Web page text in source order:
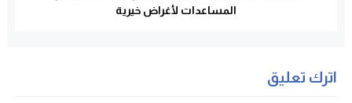
المساعدات لأغراض خيرية
اترك تعليق